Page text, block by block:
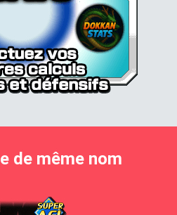
de même nom
Super Saiyan 4